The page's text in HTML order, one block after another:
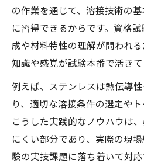
の作業を通じて、溶接技術の
に習得できるからです。資格
成や材料特性の理解が問われ
知識や感覚が試験本番で活きて
例えば、ステンレスは熱伝導
り、適切な溶接条件の選定やト
こうした実践的なノウハウは
にくい部分であり、実際の現
験の実技課題に落ち着いて対応